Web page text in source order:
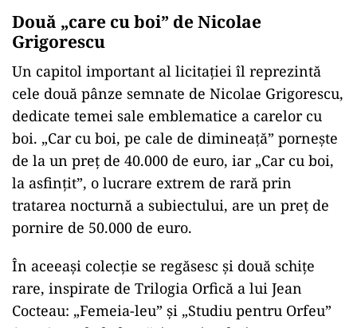
Două „care cu boi” de Nicolae
Grigorescu
Un capitol important al licitației îl reprezintă
cele două pânze semnate de Nicolae Grigorescu,
dedicate temei sale emblematice a carelor cu
boi. „Car cu boi, pe cale de dimineață” pornește
de la un preț de 40.000 de euro, iar „Car cu boi,
la asfințit”, o lucrare extrem de rară prin
tratarea nocturnă a subiectului, are un preț de
pornire de 50.000 de euro.
În aceeași colecție se regăsesc și două schițe
rare, inspirate de Trilogia Orfică a lui Jean
Cocteau: „Femeia-leu” și „Studiu pentru Orfeu”